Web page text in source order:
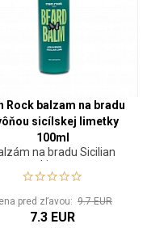
Rock balzam na bradu
sicílskej limetky
100ml
na bradu Sicilian
Lime
pred zľavou: 9.7 EUR
7.3 EUR